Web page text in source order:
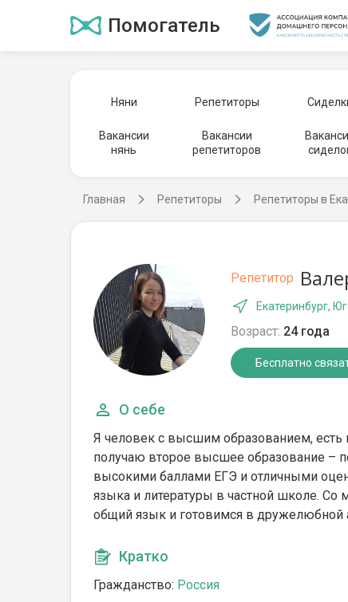
Помогатель
Няни Репетиторы
Вакансии
нянь
Вакансии
репетиторов
Главная Репетиторы Репетиторы в
Репетитор
Екатеринбург,
Возраст: 24 года
Бесплатно
О себе
Я человек с высшим образованием, есть
получаю второе высшее образование –
высокими баллами ЕГЭ и отличными
языка и литературы в частной школе. Со
общий язык и готовимся в дружелюбной
Кратко
Гражданство: Россия